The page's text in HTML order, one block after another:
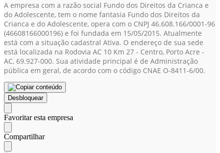
A empresa com a razão social Fundo dos Direitos da Crianca e
do Adolescente, tem o nome fantasia Fundo dos Direitos da
Crianca e do Adolescente, opera com o CNPJ 46.608.166/0001-96
(46608166000196) e foi fundada em 15/05/2015. Atualmente
está com a situação cadastral Ativa. O endereço de sua sede
está localizada na Rodovia AC 10 Km 27 - Centro, Porto Acre -
AC, 69.927-000. Sua atividade principal é de Administração
pública em geral, de acordo com o código CNAE O-8411-6/00.
Desbloquear
Favoritar esta empresa
Compartilhar